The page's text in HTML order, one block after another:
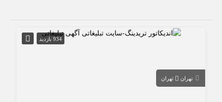
934 بازدید
تهران تهران